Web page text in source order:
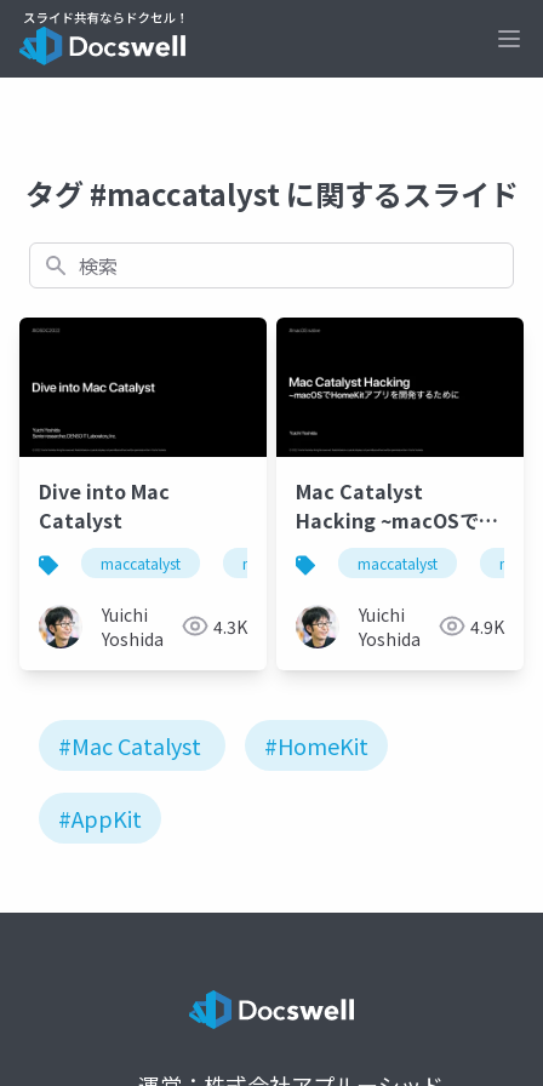
タグ #maccatalyst に関するスライド
検索
Dive into Mac
Catalyst
maccatalyst macos swift homekit
Yuichi
Yoshida
4.3K
Mac Catalyst
Hacking ~macOSで
HomeKitアプリを開発
するために
maccatalyst macos
Yuichi
Yoshida
4.9K
#Mac Catalyst #HomeKit
#AppKit